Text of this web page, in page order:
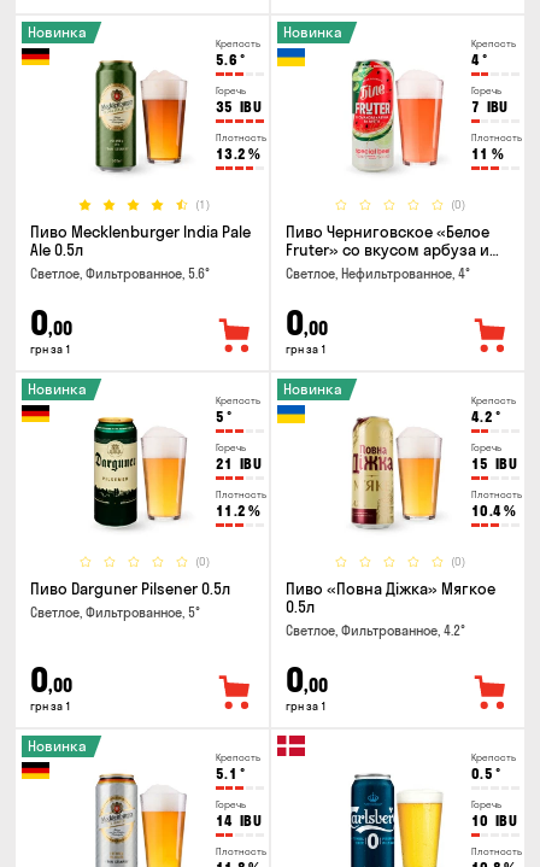
Крепость
5.6 °
Горечь
35 IBU
Плотность
13.2 %
(1)
Новинка
Пиво Mecklenburger India Pale
Ale 0.5л
Светлое, Фильтрованное, 5.6°
0,00
грн за 1
Крепость
4°
Горечь
7 IBU
Плотность
11 %
(0)
Новинка
Пиво Черниговское «Белое
Fruter» со вкусом арбуза и
мяты 0.5л
Светлое, Нефильтрованное, 4°
0,00
грн за 1
Крепость
5 °
Горечь
21 IBU
Плотность
11.2 %
(0)
Новинка
Пиво Darguner Pilsener 0.5л
Светлое, Фильтрованное, 5°
0,00
грн за 1
Крепость
4.2 °
Горечь
15 IBU
Плотность
10.4%
(0)
Новинка
Пиво «Повна Діжка» Мягкое
0.5л
Светлое, Фильтрованное, 4.2°
0,00
грн за 1
Крепость
5.1 °
Горечь
14 IBU
Плотность
Новинка
Крепость
0.5 °
Горечь
10 IBU
Плотность